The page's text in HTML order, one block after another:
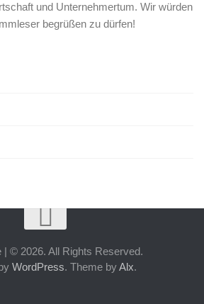
und Unternehmertum. Wir würden
begrüßen zu dürfen!
| © 2026. All Rights Reserved.
WordPress. Theme byAlx.